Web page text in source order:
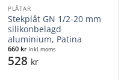
PLÅTAR
Stekplåt GN 1/2-20 mm
silikonbelagd
aluminium, Patina
660 kr inkl. moms
528 kr